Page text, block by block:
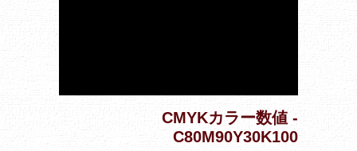
CMYKカラー数値 -
C80M90Y30K100